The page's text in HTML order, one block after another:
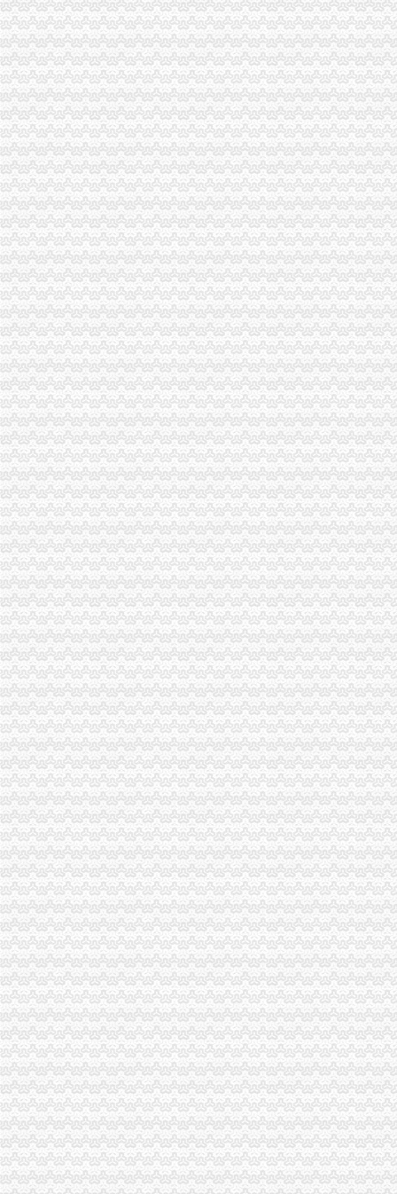
重庆全际通货运代理有限公司
【重庆金融业页】_第6页_顺企网
【重庆双龙湖文招聘网_文招聘信息】-重庆智联招聘
企源工商**、房地产开发资质**、施工企业入备案重庆专项审批今题网
【餐饮食品】_餐饮食品公司大全_餐饮食品价格_顺企网
重庆品林房屋中介服务部
金科VISAR国际_南方玫瑰城_楼盘对比分析-重庆乐居
西亭与美国Quantum公司建立战略合作伙伴关系重庆公司注册今题网
【重庆银余达财务咨询有限公司_重庆银余达财务咨询有限公司】-公司
求购100万小规模公司执照-重庆58同城
【6图】双龙湖附近百瑞劳伦斯一楼洋房169平精装四室110万,-许昌
重庆金奈优置业代理有限公司碧津公园经营部_【电话地址_招聘信息_
重庆骏捷国际货运代理有限公司_【电话地址_招聘信息_注册信息_信用
重庆民泰香料化工有限责任公司货运代理分公司_【信用信息_诉讼信息
重庆欧迅国际货物运输代理有限公司_【电话地址_招聘信息_注册信息_
【5图】付15万小三室105平方西尚美,县保健院附近,双龙湖,-许
依山丽景_重庆创意公园_楼盘对比分析-重庆乐居
重庆合川工业园区_园区_中国工业园网
【7图】双龙湖附近澜菲溪岸134平精装3室中间楼层可按揭,许昌魏
丁字路口及观音岩片区拆迁项目招标公告_中国招标网_重庆市招标
双凤桥街道旧房改造片区拆迁项目招标公告_中国招标网_重庆市招标
三圣材：重庆天元律师事务所关于公司次公开发行股票并上市的补
【月均8000招房产销售,重庆市大泽置业代理有限公司双龙分店招聘】
重庆三圣种建材股份有限公司重庆天元律师事务所关于公司次公开
重庆利洋汽车经纪有限公司第一分部联系方式_信用报告_工商信息-启
重庆盛汇汽车经纪有限公司联系方式_信用报告_工商信息-启信宝
重庆盛汇汽车经纪有限公司_工商信息_电话_地址_信用信息_财务信息
【重庆利洋汽车经纪有限公司第二分部工商信息】-阿土伯工商信息查询
办事儿网本地生活服务本地服务分类需求信息_办事儿网
【图】重庆公司注册营业执照验资记帐报税等服务_重庆工商注册_重
重庆社保、养老、……新消息！你关心的问题全都在这里！_搜
足球节_今日早报
【图】低价代办营业执照_重庆工商注册_重庆列表网
双龙湖专利注册_双龙湖代理-双龙湖易登网
【等培训】_等培训厂家页_等培训价格_第4页_顺企网
双龙湖公司注册_双龙湖内资公司注册_双龙湖外资公司注册-重庆易登网
重庆红旗河沟公司代办_列表网
重庆执照网上年审_列表网
重庆安龙财务咨询有限公司_全球企业库
重庆安龙财务咨询有限公司_全球企业库
【重庆双龙湖临时招聘网_临时招聘信息】-重庆智联招聘
重庆市二手房交易流程有哪些？
重庆不动产权证书办理费用-重庆本地宝
重庆市房地产业协会_百度百科
【2017年重庆西部知识产权服务中心新招聘信息_电话_地址】-赶集网